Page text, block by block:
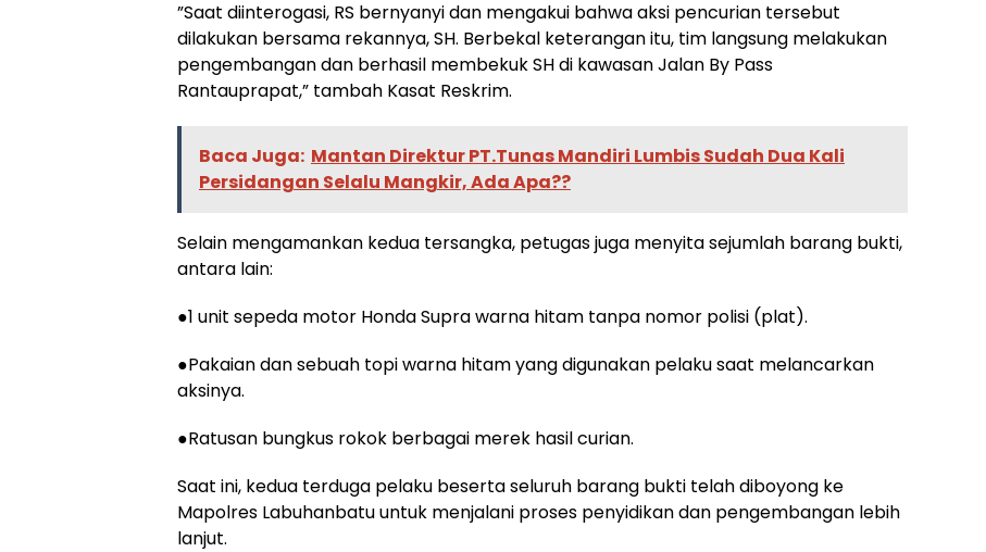
​”Saat diinterogasi, RS bernyanyi dan mengakui bahwa aksi pencurian tersebut
dilakukan bersama rekannya, SH. Berbekal keterangan itu, tim langsung melakukan
pengembangan dan berhasil membekuk SH di kawasan Jalan By Pass
Rantauprapat,” tambah Kasat Reskrim.
Baca Juga: Mantan Direktur PT.Tunas Mandiri Lumbis Sudah Dua Kali
Persidangan Selalu Mangkir, Ada Apa??
​Selain mengamankan kedua tersangka, petugas juga menyita sejumlah barang bukti,
antara lain:
​●1 unit sepeda motor Honda Supra warna hitam tanpa nomor polisi (plat).
​●Pakaian dan sebuah topi warna hitam yang digunakan pelaku saat melancarkan
aksinya.
​●Ratusan bungkus rokok berbagai merek hasil curian.
​Saat ini, kedua terduga pelaku beserta seluruh barang bukti telah diboyong ke
Mapolres Labuhanbatu untuk menjalani proses penyidikan dan pengembangan lebih
lanjut.